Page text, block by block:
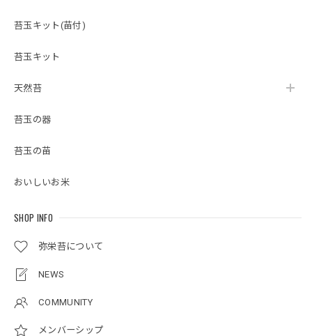
苔玉キット(苗付)
苔玉キット
天然苔
苔玉の器
苔玉の苗
おいしいお米
SHOP INFO
弥栄苔について
NEWS
COMMUNITY
メンバーシップ